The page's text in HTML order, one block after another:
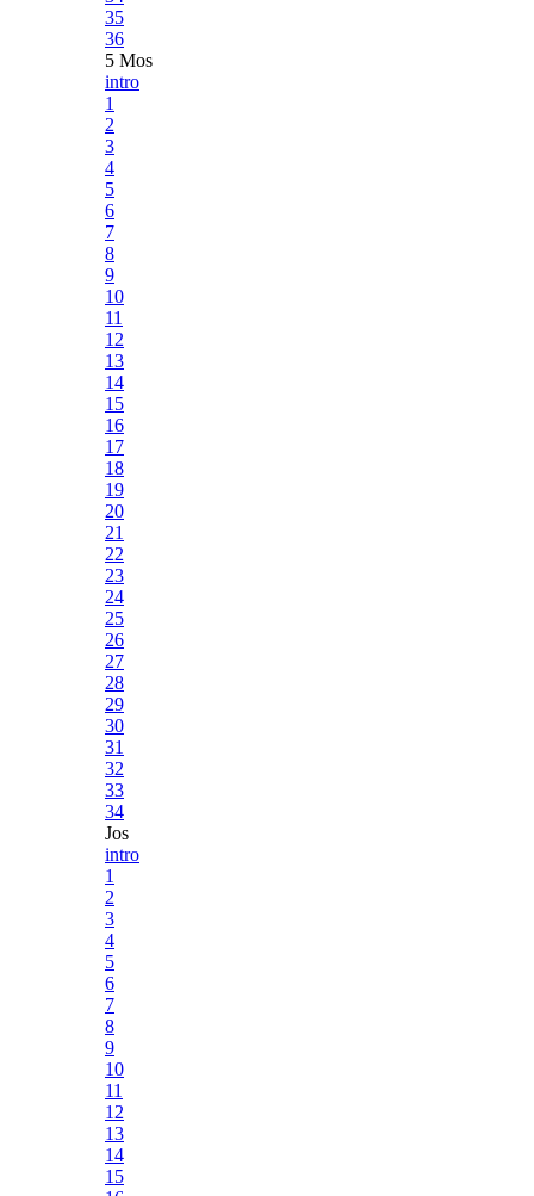
35
36
5 Mos
intro
1
2
3
4
5
6
7
8
9
10
11
12
13
14
15
16
17
18
19
20
21
22
23
24
25
26
27
28
29
30
31
32
33
34
Jos
intro
1
2
3
4
5
6
7
8
9
10
11
12
13
14
15